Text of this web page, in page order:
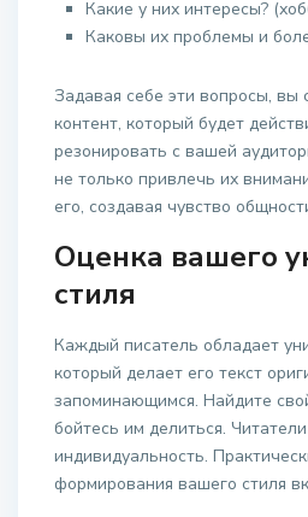
Какие у них интересы?
Каковы их проблемы и
Задавая себе эти вопросы, вы
контент, который будет
резонировать с вашей
не только привлечь их
его, создавая чувство
Оценка вашего
стиля
Каждый писатель обладает
который делает его текст
запоминающимся. Найдите
бойтесь им делиться.
индивидуальность.
формирования вашего стиля